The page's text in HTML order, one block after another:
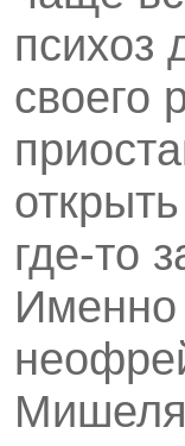
психоз
своего
где-то
Именно
Мишеля